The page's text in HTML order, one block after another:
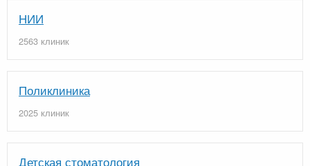
НИИ
2563 клиник
Поликлиника
2025 клиник
Детская стоматология